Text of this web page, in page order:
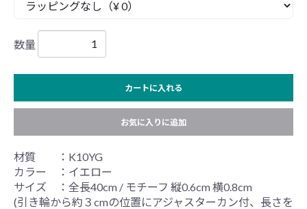
数量
カートに入れる
お気に入りに追加
材質 ：K10YG
カラー ：イエロー
サイズ ：全長40cm / モチーフ 縦0.6cm 横0.8cm
(引き輪から約３cmの位置にアジャスターカン付、長さを